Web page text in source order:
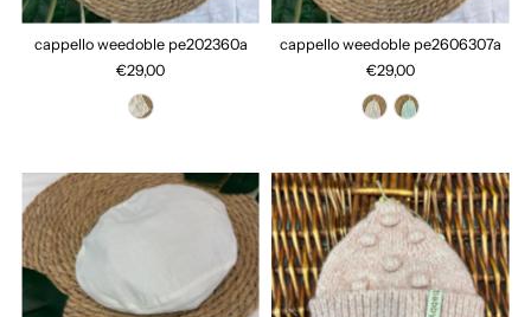
cappello weedoble pe202360a
€29,00
cappello weedoble pe2606307a
€29,00